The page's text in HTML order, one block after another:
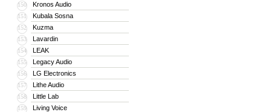
150 Kronos Audio
151 Kubala Sosna
152 Kuzma
153 Lavardin
154 LEAK
155 Legacy Audio
156 LG Electronics
157 Lithe Audio
158 Little Lab
159 Living Voice